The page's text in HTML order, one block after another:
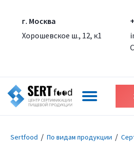
г. Москва
Хорошевское ш., 12, к1
Sertfood / По видам продукции /